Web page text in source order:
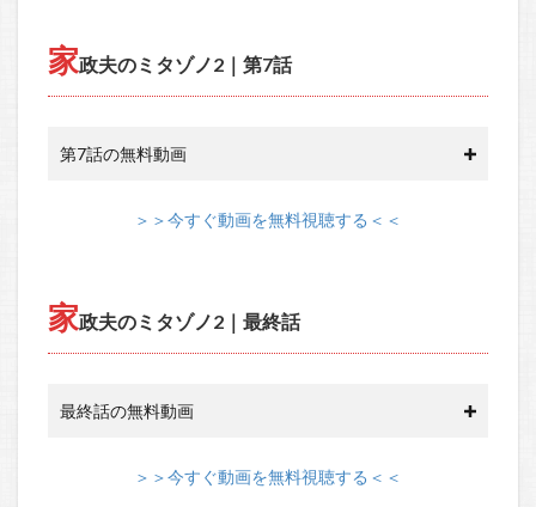
家政夫のミタゾノ2｜第7話
第7話の無料動画
＞＞今すぐ動画を無料視聴する＜＜
家政夫のミタゾノ2｜最終話
最終話の無料動画
＞＞今すぐ動画を無料視聴する＜＜